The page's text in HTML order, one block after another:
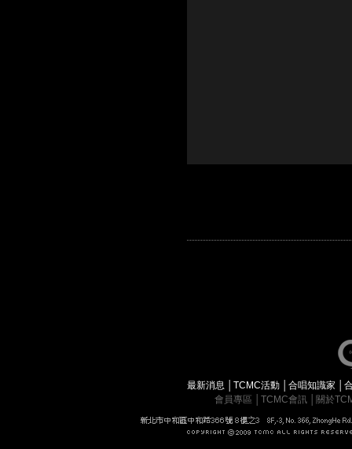
最新消息 │TCMC活動 │合唱知識家 │
會員專區
TCMC會訊 關於